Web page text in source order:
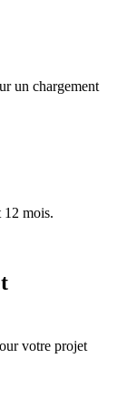
un chargement
12 mois.
votre projet